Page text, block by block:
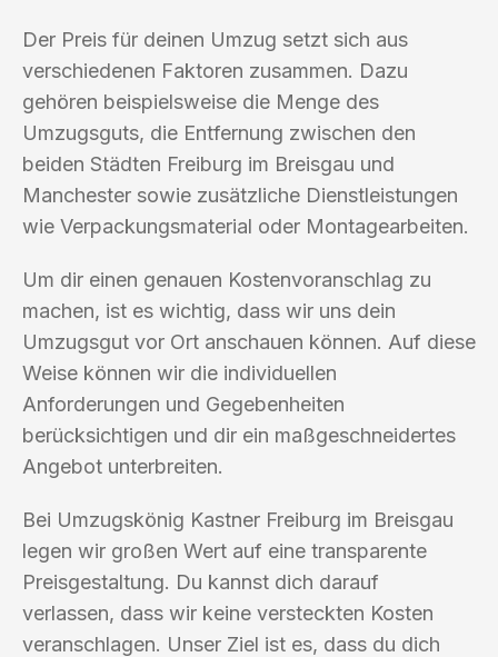
Der Preis für deinen Umzug setzt sich aus
verschiedenen Faktoren zusammen. Dazu
gehören beispielsweise die Menge des
Umzugsguts, die Entfernung zwischen den
beiden Städten Freiburg im Breisgau und
Manchester sowie zusätzliche Dienstleistungen
wie Verpackungsmaterial oder Montagearbeiten.
Um dir einen genauen Kostenvoranschlag zu
machen, ist es wichtig, dass wir uns dein
Umzugsgut vor Ort anschauen können. Auf diese
Weise können wir die individuellen
Anforderungen und Gegebenheiten
berücksichtigen und dir ein maßgeschneidertes
Angebot unterbreiten.
Bei Umzugskönig Kastner Freiburg im Breisgau
legen wir großen Wert auf eine transparente
Preisgestaltung. Du kannst dich darauf
verlassen, dass wir keine versteckten Kosten
veranschlagen. Unser Ziel ist es, dass du dich